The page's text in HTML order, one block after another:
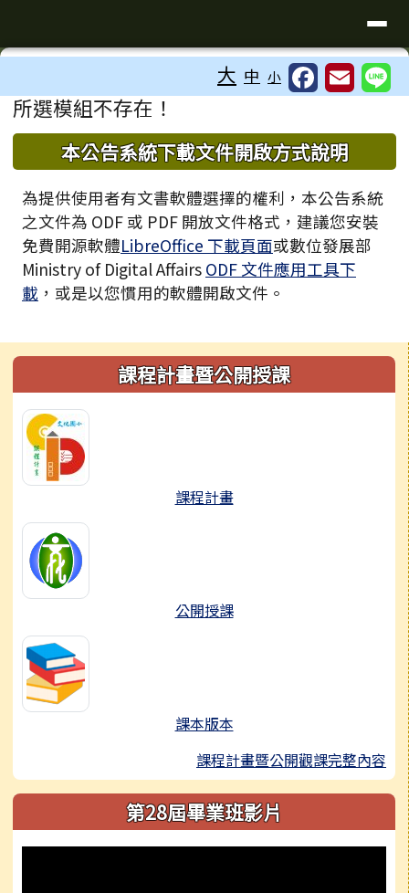
臺南市歸仁區文化國小全球資訊站
⏸
大 中 小
主內容區域
所選模組不存在！
下中區域內容
本公告系統下載文件開啟方式說明
為提供使用者有文書軟體選擇的權利，本公告系統
之文件為 ODF 或 PDF 開放文件格式，建議您安裝
免費開源軟體LibreOffice 下載頁面或數位發展部
Ministry of Digital Affairs ODF 文件應用工具下
載 ，或是以您慣用的軟體開啟文件。
左邊區域內容課程計畫暨公開授課
課程計畫
公開授課
課本版本
課程計畫暨公開觀課完整內容
第28屆畢業班影片
頁尾區域